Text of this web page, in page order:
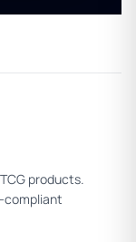
products.
compliant